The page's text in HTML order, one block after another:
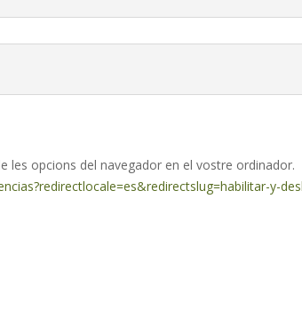
les opcions del navegador en el vostre ordinador.
y-